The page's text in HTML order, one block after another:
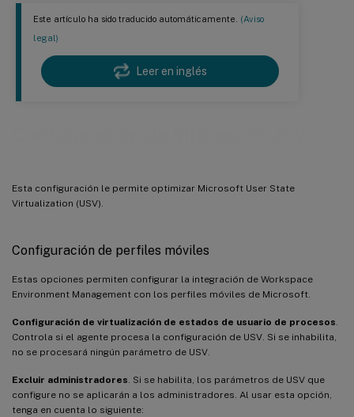
Este artículo ha sido traducido automáticamente. (Aviso
legal)
Leer en inglés
Esta configuración le permite optimizar Microsoft User State
Virtualization (USV).
Configuración de perfiles móviles
Estas opciones permiten configurar la integración de Workspace
Environment Management con los perfiles móviles de Microsoft.
Configuración de virtualización de estados de usuario de procesos
Controla si el agente procesa la configuración de USV. Si se inhabilita,
no se procesará ningún parámetro de USV.
Excluir administradores . Si se habilita, los parámetros de USV que
configure no se aplicarán a los administradores. Al usar esta opción,
tenga en cuenta lo siguiente: